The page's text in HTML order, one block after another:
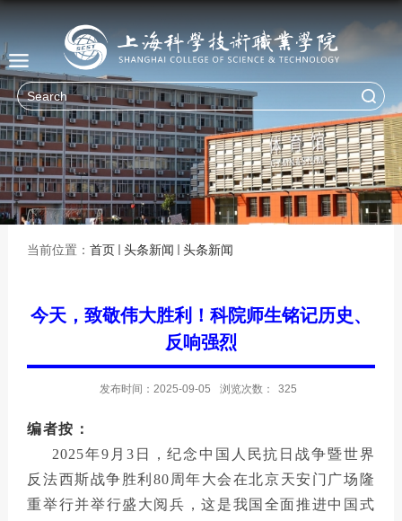
当前位置：首页 头条新闻 头条新闻
今天，致敬伟大胜利！科院师生铭记历史、
反响强烈
发布时间：2025-09-05 浏览次数： 325
编者按：
2025年9月3日，纪念中国人民抗日战争暨世界
反法西斯战争胜利80周年大会在北京天安门广场隆
重举行并举行盛大阅兵，这是我国全面推进中国式